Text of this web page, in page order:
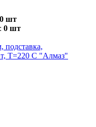
0 шт
0 шт
подставка,
Т=220 С "Алмаз"